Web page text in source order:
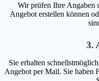
Wir prüfen Ihre Angaben
Angebot erstellen können
3.
Sie erhalten
Angebot per Mail. Sie haben